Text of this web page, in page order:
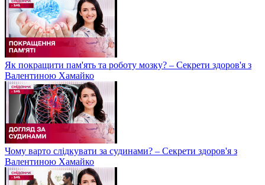
Як покращити пам'ять та роботу мозку? – Секрети здоров'я з
Валентиною Хамайко
Чому варто слідкувати за судинами? – Секрети здоров'я з
Валентиною Хамайко